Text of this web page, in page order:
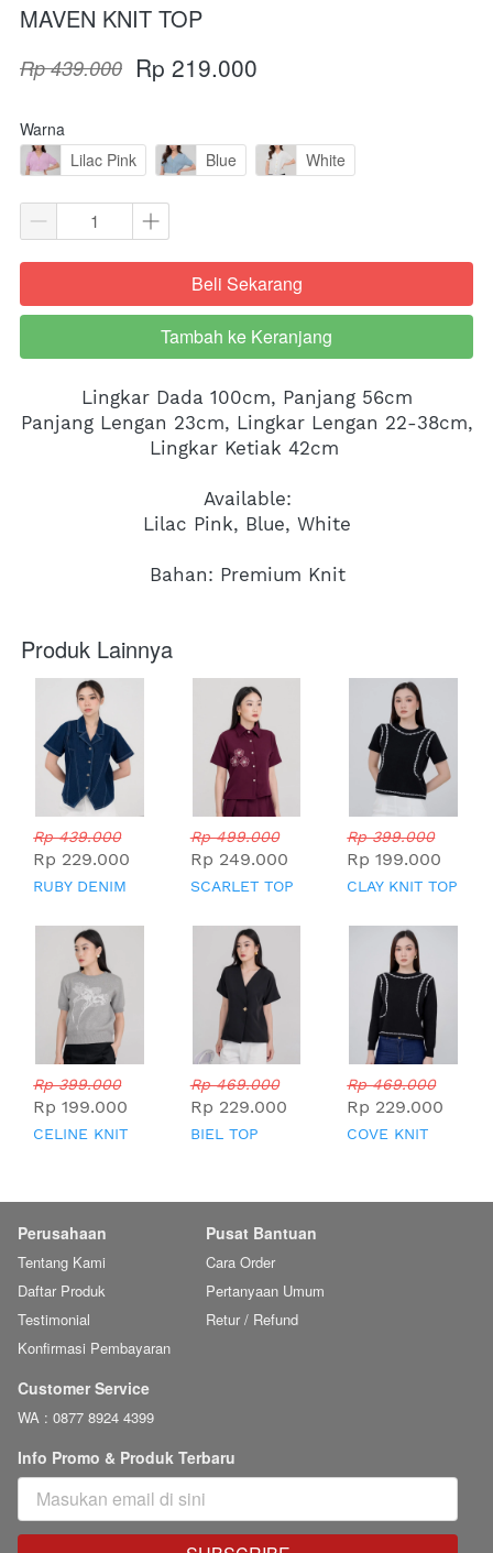
MAVEN KNIT TOP
Rp 439.000 Rp 219.000
Warna
Lilac Pink
Blue White
`Beli Sekarang
`
Tambah ke Keranjang
Lingkar Dada 100cm, Panjang 56cm
Panjang Lengan 23cm, Lingkar Lengan 22-38cm,
Lingkar Ketiak 42cm
Available:
Lilac Pink, Blue, White
Bahan: Premium Knit
Produk Lainnya
Rp 439.000
Rp 229.000
RUBY DENIM
Rp 499.000
Rp 249.000
SCARLET TOP
Rp 399.000
Rp 199.000
CLAY KNIT TOP
Rp 399.000
Rp 199.000
CELINE KNIT
Rp 469.000
Rp 229.000
BIEL TOP
Rp 469.000
Rp 229.000
COVE KNIT
Perusahaan
Tentang Kami
Daftar Produk
Testimonial
Konfirmasi Pembayaran
Pusat Bantuan
Cara Order
Pertanyaan Umum
Retur / Refund
Customer Service
WA : 0877 8924 4399
Info Promo & Produk Terbaru